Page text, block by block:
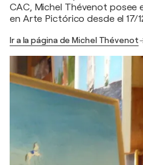
CAC, Michel Thévenot posee
en Arte Pictórico desde el 17/
Ir a la página de Michel Thévenot